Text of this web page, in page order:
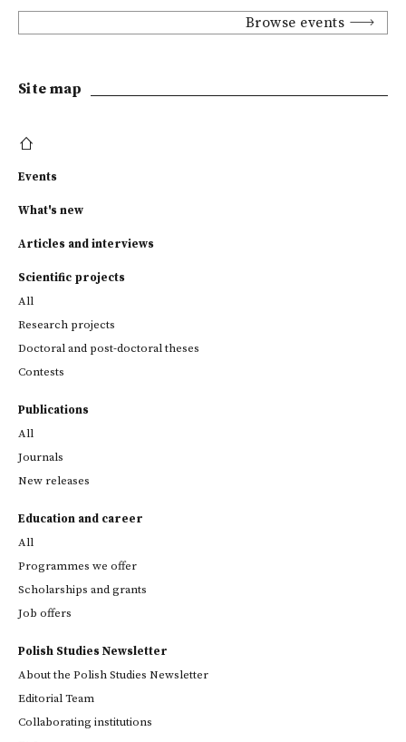
Browse events
Site map
Events
What's new
Articles and interviews
Scientific projects
All
Research projects
Doctoral and post-doctoral theses
Contests
Publications
All
Journals
New releases
Education and career
All
Programmes we offer
Scholarships and grants
Job offers
Polish Studies Newsletter
About the Polish Studies Newsletter
Editorial Team
Collaborating institutions